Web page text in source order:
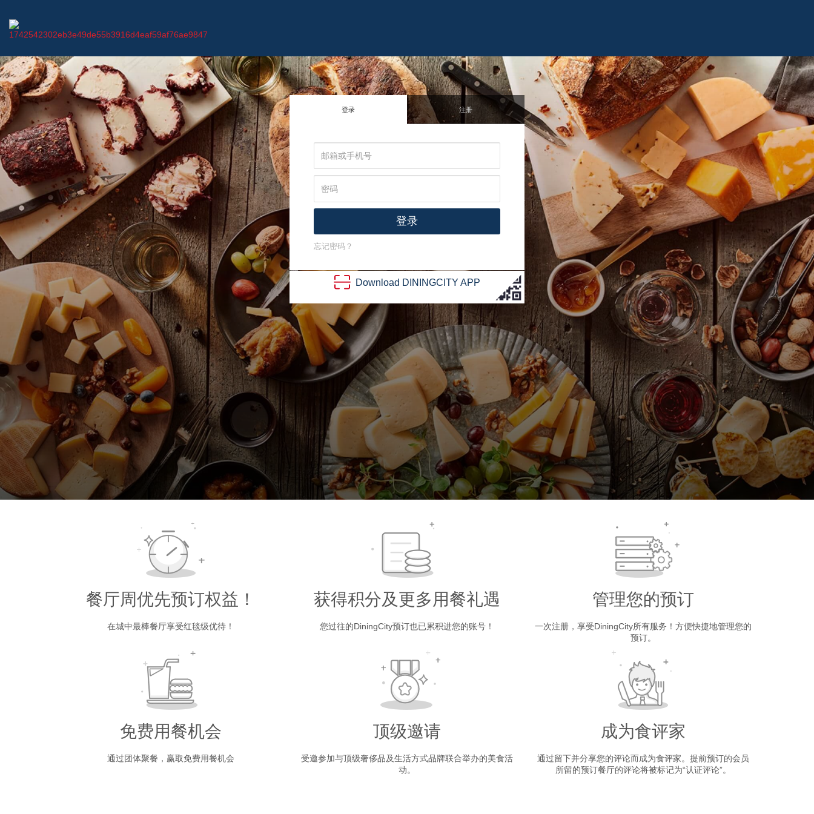
登录 注册
登录
忘记密码？
Download DININGCITY APP
餐厅周优先预订权益！
在城中最棒餐厅享受红毯级优待！
获得积分及更多用餐礼遇
您过往的DiningCity预订也已累积进您的账号！
管理您的预订
一次注册，享受DiningCity所有服务！方便快捷地管理您的
预订。
免费用餐机会
通过团体聚餐，赢取免费用餐机会
顶级邀请
受邀参加与顶级奢侈品及生活方式品牌联合举办的美食活
动。
成为食评家
通过留下并分享您的评论而成为食评家。提前预订的会员
所留的预订餐厅的评论将被标记为“认证评论”。